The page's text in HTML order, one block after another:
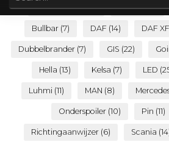
Achterlichten(9) Amglos(7)
Bullbar (7) DAF (14) DAF XF
Dubbelbrander (7) GIS (22)
Hella (13) Kelsa (7) LED
Luhmi (11) MAN (8)
Onderspoiler (10) Pin (11)
Richtingaanwijzer (6) Scania